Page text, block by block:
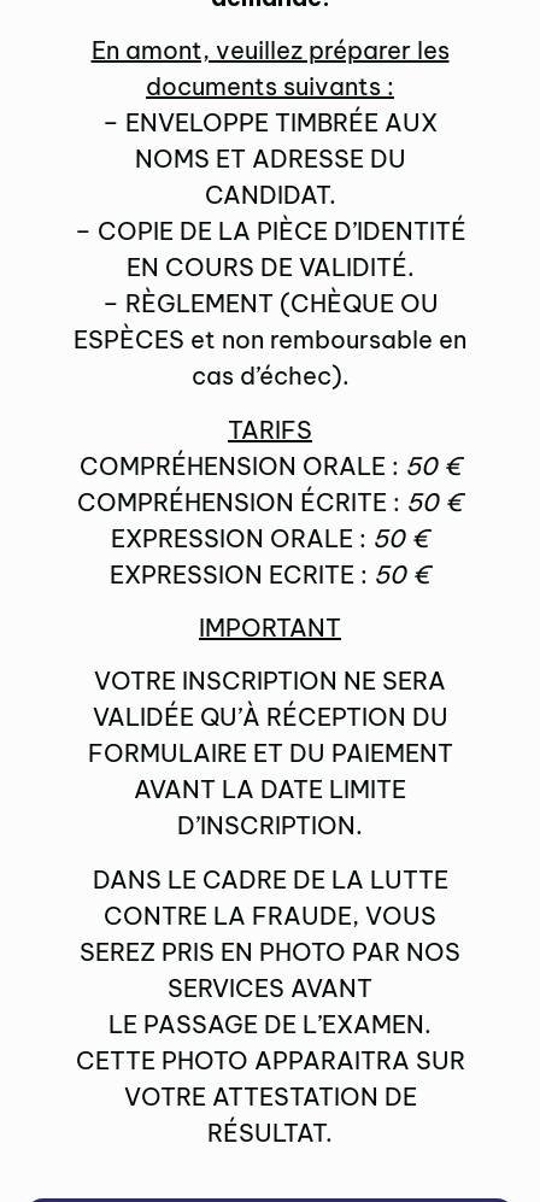
En amont, veuillez préparer les
documents suivants :
– ENVELOPPE TIMBRÉE AUX
NOMS ET ADRESSE DU
CANDIDAT.
– COPIE DE LA PIÈCE D’IDENTITÉ
EN COURS DE VALIDITÉ.
– RÈGLEMENT (CHÈQUE OU
ESPÈCES et non remboursable en
cas d’échec).
TARIFS
COMPRÉHENSION ORALE : 50 €
COMPRÉHENSION ÉCRITE : 50 €
EXPRESSION ORALE : 50 €
EXPRESSION ECRITE : 50 €
IMPORTANT
VOTRE INSCRIPTION NE SERA
VALIDÉE QU’À RÉCEPTION DU
FORMULAIRE ET DU PAIEMENT
AVANT LA DATE LIMITE
D’INSCRIPTION.
DANS LE CADRE DE LA LUTTE
CONTRE LA FRAUDE, VOUS
SEREZ PRIS EN PHOTO PAR NOS
SERVICES AVANT
LE PASSAGE DE L’EXAMEN.
CETTE PHOTO APPARAITRA SUR
VOTRE ATTESTATION DE
RÉSULTAT.